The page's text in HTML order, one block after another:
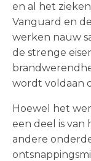
en al het
Vanguard en
werken nauw
de strenge
wordt voldaan
Hoewel het
een deel is van
andere